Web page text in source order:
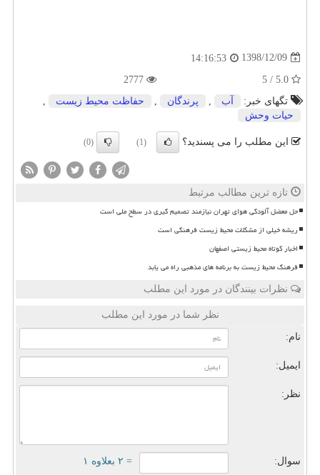
1398/12/09
14:16:53
تگهای خبر:
آب , پرندگان , حفاظت محیط زیست
,
حیات وحش
این مطلب را می پسندید؟ (1)
(0)
تازه ترین مطالب مرتبط
حل معضل آلودگی هوای تهران نیازمند تصمیم گیری در سطح ملی است
ریشه خیلی از مشکلات محیط زیست فرهنگی است
اخبار کوتاه محیط زیستی اصفهان
فرهنگ محیط زیست به برنامه های مذهبی راه می یابد
نظرات بینندگان در مورد این مطلب
نظر شما در مورد این مطلب
نام:
ایمیل:
نظر:
سوال: = ۲ بعلاوه ۱